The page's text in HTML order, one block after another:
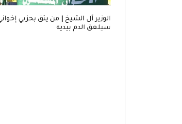
الوزير آل الشيخ | من يثق بحزبي
سيلعق الدم بيديه